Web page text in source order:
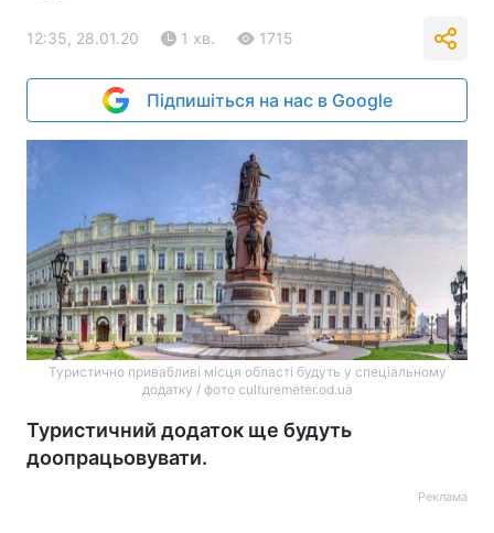
12:35, 28.01.20 1 хв. 1715
Підпишіться на нас в Google
Туристично привабливі місця області будуть у спеціальному
додатку / фото culturemeter.od.ua
Туристичний додаток ще будуть
доопрацьовувати.
Реклама